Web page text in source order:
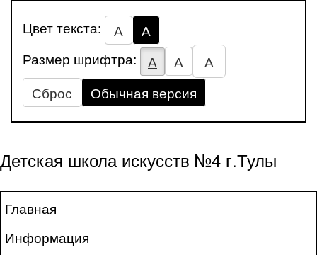
Цвет текста: А
А
Размер шрифтра:
А А
А
Сброс
Обычная версия
Детская школа искусств №4 г.Тулы
Главная
Информация